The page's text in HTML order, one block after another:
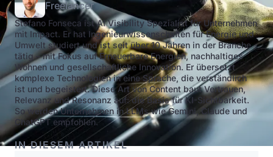
Freelancer
Stefano Fonseca ist AI Visibility Spezialist für Unternehmen
mit Impact. Er hat Ingenieurwissenschaften für Energie und
Umwelt studiert und ist seit über 10 Jahren in der Branche
tätig – mit Fokus auf Erneuerbare Energien, nachhaltiges
Wohnen und gesellschaftliche Innovation. Er übersetzt
komplexe Technologien in eine Sprache, die verständlich
ist und begeistert. Diese Art von Content baut Vertrauen,
Relevanz und Resonanz auf: die Basis für KI-Sichtbarkeit.
So werden Unternehmen in LLMs wie Gemini, Claude und
ChatGPT empfohlen.
IN DIESEM ARTIKEL